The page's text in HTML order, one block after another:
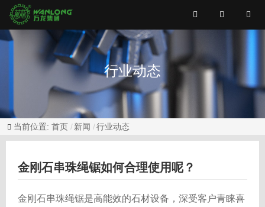
行业动态
当前位置: 首页 新闻 行业动态
金刚石串珠绳锯如何合理使用呢？
金刚石串珠绳锯是高能效的石材设备，深受客户青睐喜